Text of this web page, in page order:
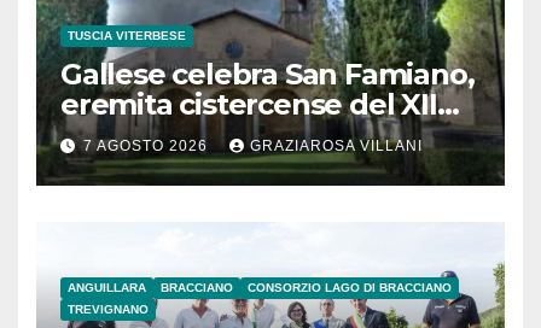
TUSCIA VITERBESE
Gallese celebra San Famiano,
eremita cistercense del XII
secolo
7 AGOSTO 2026 GRAZIAROSA VILLANI
ANGUILLARA BRACCIANO
CONSORZIO LAGO DI BRACCIANO
TREVIGNANO